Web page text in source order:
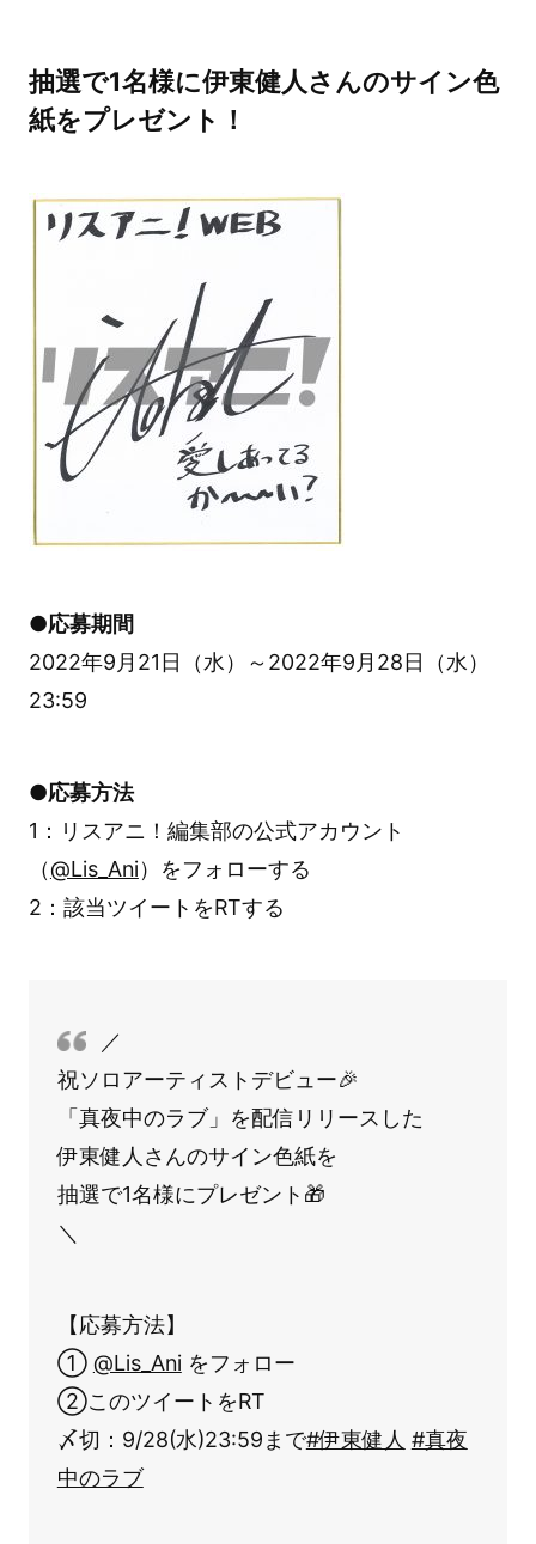
抽選で1名様に伊東健人さんのサイン色
紙をプレゼント！
●応募期間
2022年9月21日（水）～2022年9月28日（水）
23:59
●応募方法
1：リスアニ！編集部の公式アカウント
（@Lis_Ani）をフォローする
2：該当ツイートをRTする
／
祝ソロアーティストデビュー🎉
「真夜中のラブ」を配信リリースした
伊東健人さんのサイン色紙を
抽選で1名様にプレゼント🎁
＼
【応募方法】
① @Lis_Ani をフォロー
②このツイートをRT
〆切：9/28(水)23:59まで#伊東健人 #真夜
中のラブ